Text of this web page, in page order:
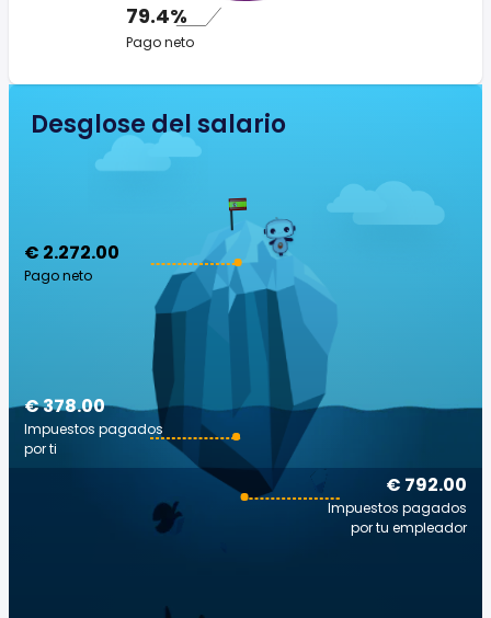
79.4%
Pago neto
Desglose del salario
€ 2.272.00
Pago neto
€ 792.00
Impuestos pagados
por tu empleador
€ 378.00
Impuestos pagados
por ti